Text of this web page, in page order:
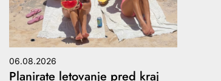
06.08.2026
Planirate letovanje pred kraj